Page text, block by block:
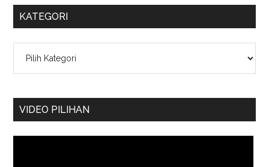
KATEGORI
VIDEO PILIHAN